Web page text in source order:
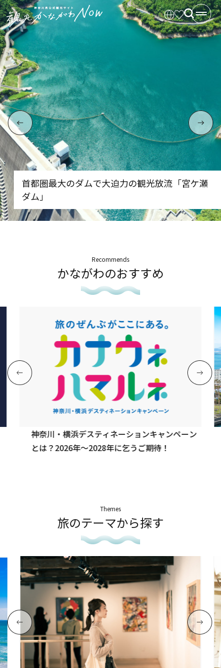
首都圏最大のダムで大迫力の観光放流「宮ケ瀬
ダム」
Recommends
かながわのおすすめ
神奈川・横浜デスティネーションキャンペーン
とは？2026年～2028年に乞うご期待！
Themes
旅のテーマから探す